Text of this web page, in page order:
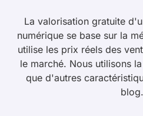
La valorisation gratuite
numérique se base sur la
utilise les prix réels des
le marché. Nous utilisons
que d'autres
blog.